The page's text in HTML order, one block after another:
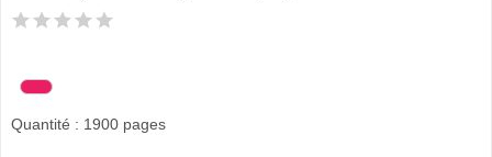
Quantité : 1900 pages